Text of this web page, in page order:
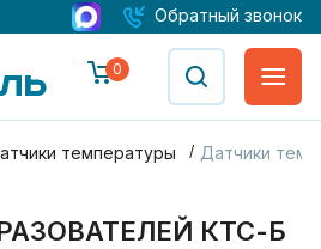
Обратный звонок
0
температуры Датчики
КТС-Б